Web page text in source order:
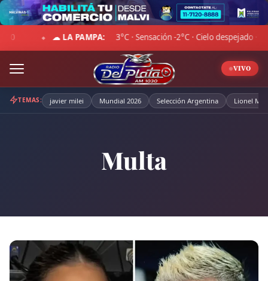
Skip
to
content3°C · Sensación -2°C · Cielo despejado · Viento 16 km/h · Hum.
VIVO
TEMAS: javier milei Mundial 2026 Selección Argentina Lionel
Multa